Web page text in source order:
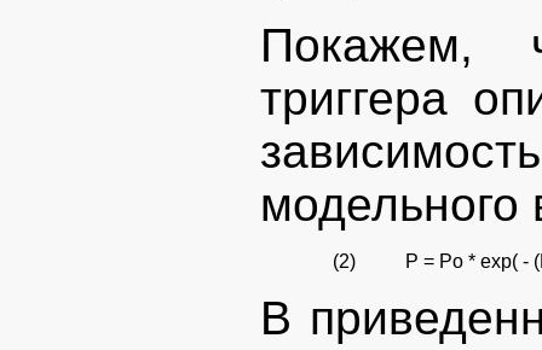
Покажем,
триггера
модельного
(2) P = Po * exp( -
В